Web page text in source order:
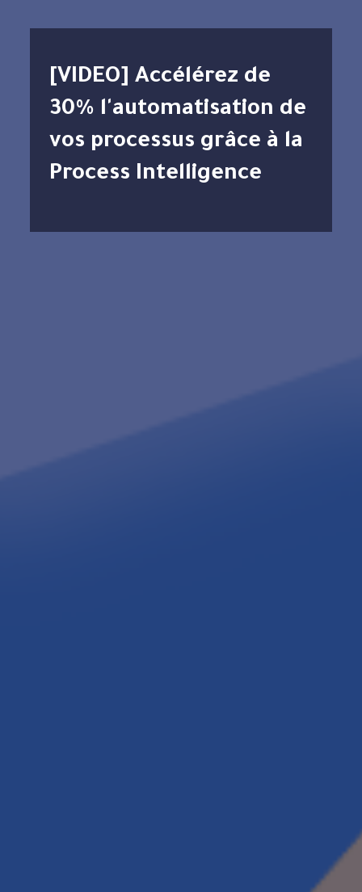
[VIDEO] Accélérez de
30% l'automatisation de
vos processus grâce à la
Process Intelligence